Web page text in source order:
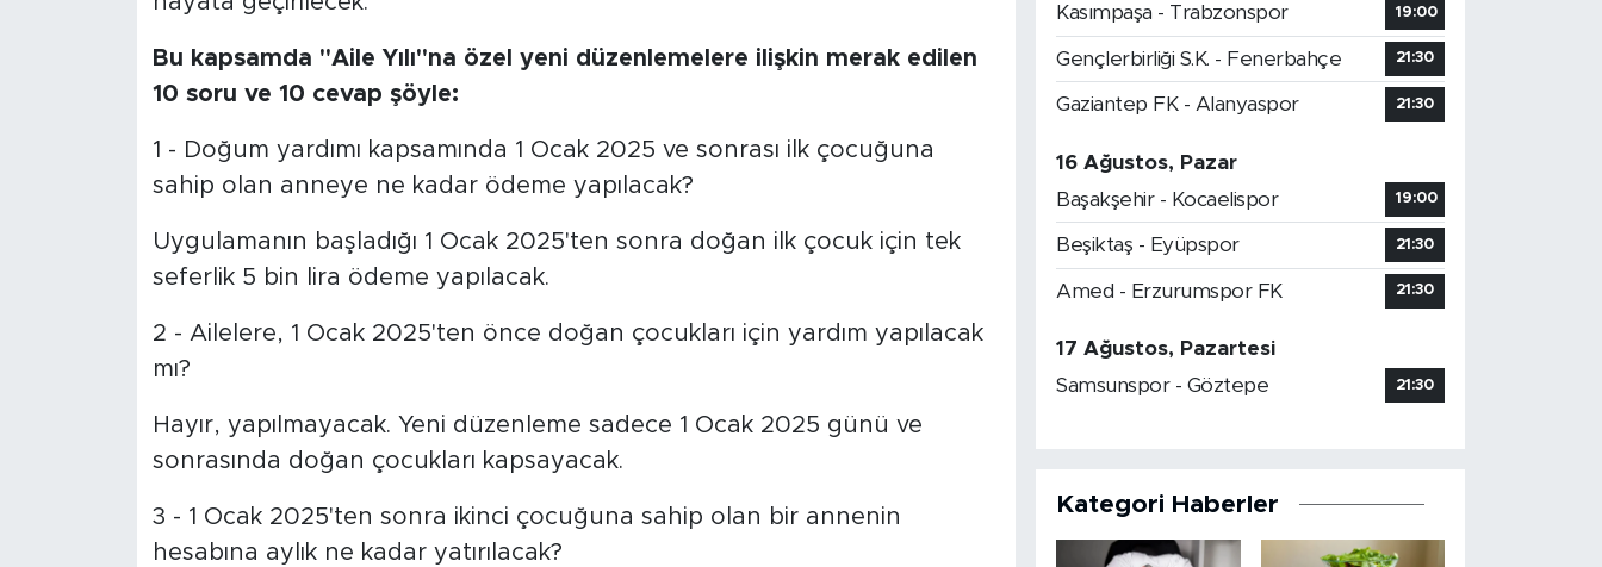
Bu kapsamda "Aile Yılı"na özel yeni düzenlemelere ilişkin merak edilen
10 soru ve 10 cevap şöyle:
1 - Doğum yardımı kapsamında 1 Ocak 2025 ve sonrası ilk çocuğuna
sahip olan anneye ne kadar ödeme yapılacak?
Uygulamanın başladığı 1 Ocak 2025'ten sonra doğan ilk çocuk için tek
seferlik 5 bin lira ödeme yapılacak.
2 - Ailelere, 1 Ocak 2025'ten önce doğan çocukları için yardım yapılacak
mı?
Hayır, yapılmayacak. Yeni düzenleme sadece 1 Ocak 2025 günü ve
sonrasında doğan çocukları kapsayacak.
3 - 1 Ocak 2025'ten sonra ikinci çocuğuna sahip olan bir annenin
hesabına aylık ne kadar yatırılacak?
Kasımpaşa - Trabzonspor 19:00
Gençlerbirliği S.K. - Fenerbahçe 21:30
Gaziantep FK - Alanyaspor 21:30
16 Ağustos, Pazar
Başakşehir - Kocaelispor
19:00
Beşiktaş - Eyüpspor 21:30
Amed - Erzurumspor FK 21:30
17 Ağustos, Pazartesi
Samsunspor - Göztepe
21:30
Kategori Haberler
SİYASET
MEDYA KÖŞESİ
VİDEOLAR
ALINTI YAZARLAR